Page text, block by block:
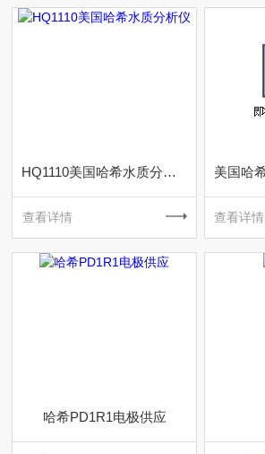
HQ1110美国哈希水质分析仪
查看详情 查看详情
哈希PD1R1电极供应